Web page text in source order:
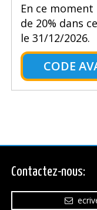
En ce
de 20% dans
le 31/12/2026.
CODE
Contactez-nous: